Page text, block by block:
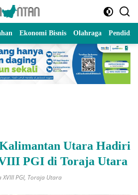
Ekonomi Bisnis Olahraga
Utara Hadiri
PGI di Toraja Utara
PGI, Toraja Utara